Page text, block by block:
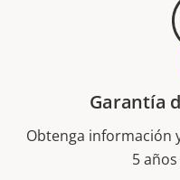
Garantía
Obtenga información
5